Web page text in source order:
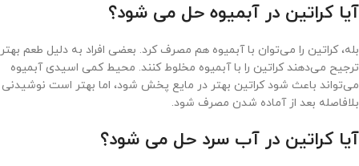
آیا کراتین در آبمیوه حل می شود؟
بله، کراتین را می‌توان با آبمیوه هم مصرف کرد. بعضی افراد به دلیل طعم بهتر
ترجیح می‌دهند کراتین را با آبمیوه مخلوط کنند. محیط کمی اسیدی آبمیوه
می‌تواند باعث شود کراتین بهتر در مایع پخش شود، اما بهتر است نوشیدنی
بلافاصله بعد از آماده شدن مصرف شود.
آیا کراتین در آب سرد حل می شود؟